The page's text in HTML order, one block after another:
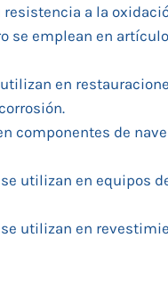
a la
se emplean en
en
componentes de
utilizan en equipos
utilizan en